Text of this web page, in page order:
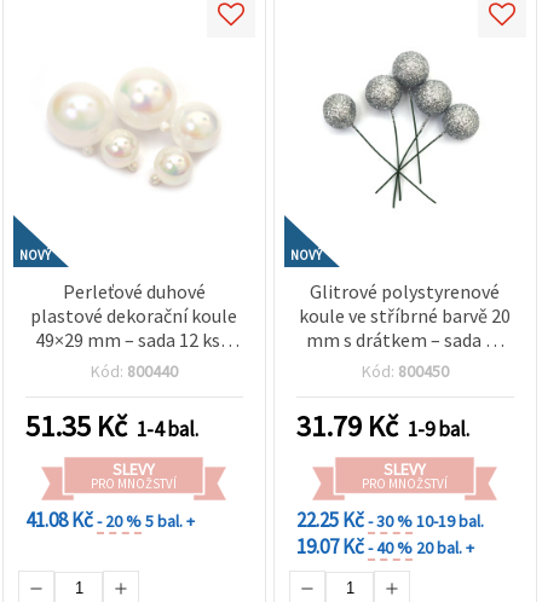
NOVÝ
Perleťové duhové
plastové dekorační koule
49×29 mm – sada 12 ks –
na party dekorace,
kreativní tvoření (mix)
Kód: 800440
51.35 Kč 1-4 bal.
SLEVY
PRO MNOŽSTVÍ
41.08 Kč- 20 %5 bal. +
NOVÝ
Glitrové polystyrenové
koule ve stříbrné barvě 20
mm s drátkem – sada 20
ks – na floristiku, vánoční
tvoření
Kód: 800450
31.79 Kč 1-9 bal.
SLEVY
PRO MNOŽSTVÍ
22.25 Kč- 30 %10-19 bal.
19.07 Kč- 40 % 20 bal. +